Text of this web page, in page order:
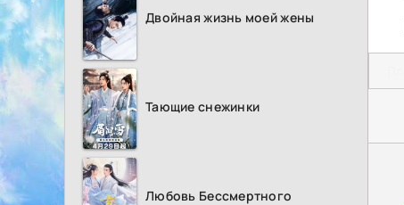
Двойная жизнь моей жены
Тающие снежинки
Любовь Бессмертного